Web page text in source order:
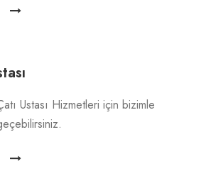
Ustası Hizmetleri için bizimle